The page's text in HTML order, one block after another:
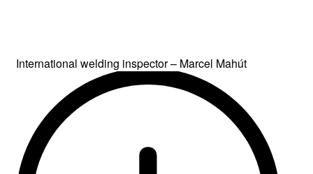
International welding inspector – Marcel Mahút